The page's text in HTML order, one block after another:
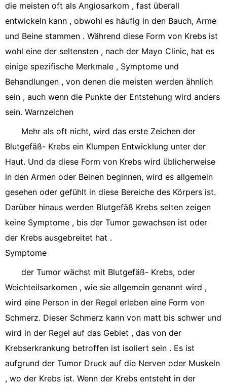
die meisten oft als Angiosarkom , fast überall
entwickeln kann , obwohl es häufig in den Bauch, Arme
und Beine stammen . Während diese Form von Krebs ist
wohl eine der seltensten , nach der Mayo Clinic, hat es
einige spezifische Merkmale , Symptome und
Behandlungen , von denen die meisten werden ähnlich
sein , auch wenn die Punkte der Entstehung wird anders
sein. Warnzeichen
Mehr als oft nicht, wird das erste Zeichen der
Blutgefäß- Krebs ein Klumpen Entwicklung unter der
Haut. Und da diese Form von Krebs wird üblicherweise
in den Armen oder Beinen beginnen, wird es allgemein
gesehen oder gefühlt in diese Bereiche des Körpers ist.
Darüber hinaus werden Blutgefäß Krebs selten zeigen
keine Symptome , bis der Tumor gewachsen ist oder
der Krebs ausgebreitet hat .
Symptome
der Tumor wächst mit Blutgefäß- Krebs, oder
Weichteilsarkomen , wie sie allgemein genannt wird ,
wird eine Person in der Regel erleben eine Form von
Schmerz. Dieser Schmerz kann von matt bis schwer und
wird in der Regel auf das Gebiet , das von der
Krebserkrankung betroffen ist isoliert sein . Es ist
aufgrund der Tumor Druck auf die Nerven oder Muskeln
, wo der Krebs ist. Wenn der Krebs entsteht in der